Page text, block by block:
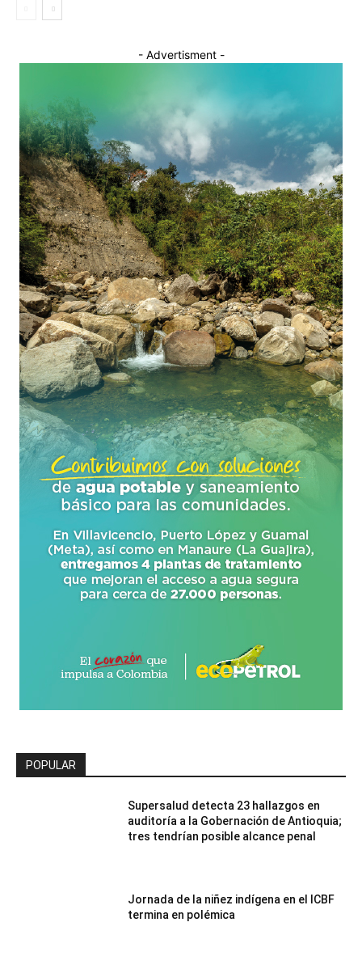
- Advertisment -
POPULAR
Supersalud detecta 23 hallazgos en
auditoría a la Gobernación de Antioquia;
tres tendrían posible alcance penal
Jornada de la niñez indígena en el ICBF
termina en polémica